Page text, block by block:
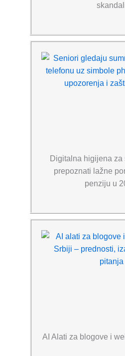
Digitalna higijena za
prepoznati lažne
penziju u
AI Alati za blogove i